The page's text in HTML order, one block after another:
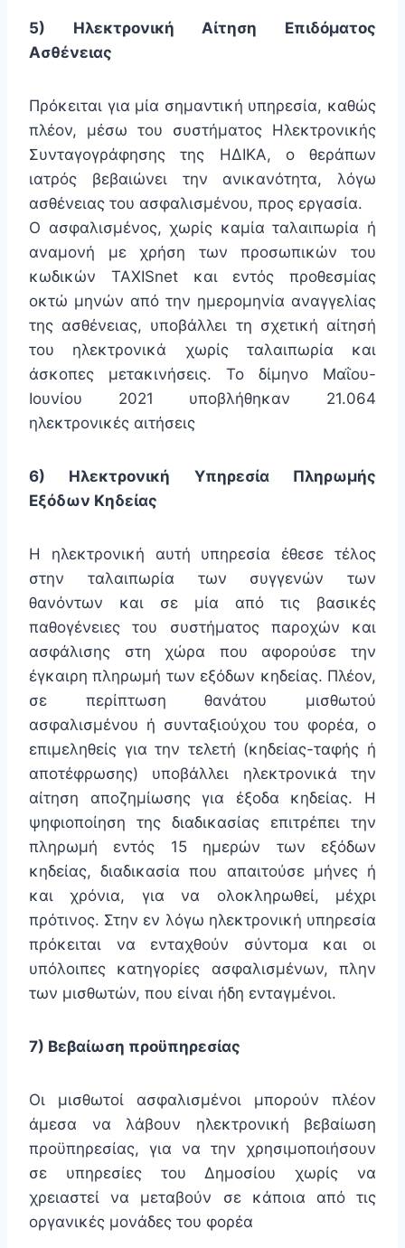
5) Ηλεκτρονική Αίτηση Επιδόματος
Ασθένειας
Πρόκειται για μία σημαντική υπηρεσία, καθώς
πλέον, μέσω του συστήματος Ηλεκτρονικής
Συνταγογράφησης της ΗΔΙΚΑ, ο θεράπων
ιατρός βεβαιώνει την ανικανότητα, λόγω
ασθένειας του ασφαλισμένου, προς εργασία.
Ο ασφαλισμένος, χωρίς καμία ταλαιπωρία ή
αναμονή με χρήση των προσωπικών του
κωδικών TAXISnet και εντός προθεσμίας
οκτώ μηνών από την ημερομηνία αναγγελίας
της ασθένειας, υποβάλλει τη σχετική αίτησή
του ηλεκτρονικά χωρίς ταλαιπωρία και
άσκοπες μετακινήσεις. Το δίμηνο Μαΐου-
Ιουνίου 2021 υποβλήθηκαν 21.064
ηλεκτρονικές αιτήσεις
6) Ηλεκτρονική Υπηρεσία Πληρωμής
Εξόδων Κηδείας
Η ηλεκτρονική αυτή υπηρεσία έθεσε τέλος
στην ταλαιπωρία των συγγενών των
θανόντων και σε μία από τις βασικές
παθογένειες του συστήματος παροχών και
ασφάλισης στη χώρα που αφορούσε την
έγκαιρη πληρωμή των εξόδων κηδείας. Πλέον,
σε περίπτωση θανάτου μισθωτού
ασφαλισμένου ή συνταξιούχου του φορέα, ο
επιμεληθείς για την τελετή (κηδείας-ταφής ή
αποτέφρωσης) υποβάλλει ηλεκτρονικά την
αίτηση αποζημίωσης για έξοδα κηδείας. Η
ψηφιοποίηση της διαδικασίας επιτρέπει την
πληρωμή εντός 15 ημερών των εξόδων
κηδείας, διαδικασία που απαιτούσε μήνες ή
και χρόνια, για να ολοκληρωθεί, μέχρι
πρότινος. Στην εν λόγω ηλεκτρονική υπηρεσία
πρόκειται να ενταχθούν σύντομα και οι
υπόλοιπες κατηγορίες ασφαλισμένων, πλην
των μισθωτών, που είναι ήδη ενταγμένοι.
7) Βεβαίωση προϋπηρεσίας
Οι μισθωτοί ασφαλισμένοι μπορούν πλέον
άμεσα να λάβουν ηλεκτρονική βεβαίωση
προϋπηρεσίας, για να την χρησιμοποιήσουν
σε υπηρεσίες του Δημοσίου χωρίς να
χρειαστεί να μεταβούν σε κάποια από τις
οργανικές μονάδες του φορέα